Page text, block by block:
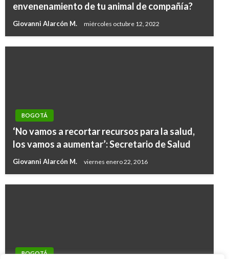
envenenamiento de tu animal de compañía?
Giovanni Alarcón M. miércoles octubre 12, 2022
BOGOTÁ
‘No vamos a recortar recursos para la salud,
los vamos a aumentar’: Secretario de Salud
Giovanni Alarcón M. viernes enero 22, 2016
BOGOTÁ